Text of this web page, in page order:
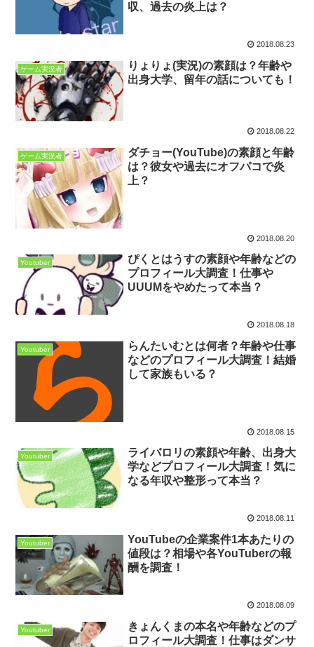
収、過去の炎上は？
2018.08.23
ゲーム実況者
りょりょ(実況)の素顔は？年齢や
出身大学、留年の話についても！
2018.08.22
ゲーム実況者
ダチョー(YouTube)の素顔と年齢
は？彼女や過去にオフパコで炎
上？
2018.08.20
Youtuber
ぴくとはうすの素顔や年齢などの
プロフィール大調査！仕事や
UUUMをやめたって本当？
2018.08.18
Youtuber
らんたいむとは何者？年齢や仕事
などのプロフィール大調査！結婚
して家族もいる？
2018.08.15
Youtuber
ライバロリの素顔や年齢、出身大
学などプロフィール大調査！気に
なる年収や整形って本当？
2018.08.11
Youtuber
YouTubeの企業案件1本あたりの
値段は？相場や各YouTuberの報
酬を調査！
2018.08.09
Youtuber
きょんくまの本名や年齢などのプ
ロフィール大調査！仕事はダンサ